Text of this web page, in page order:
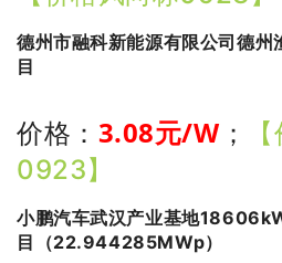
德州市融科新能源有限公司德
目
价格： 3.08元/W ；
0923】
小鹏汽车武汉产业基地
目（22.944285MWp）